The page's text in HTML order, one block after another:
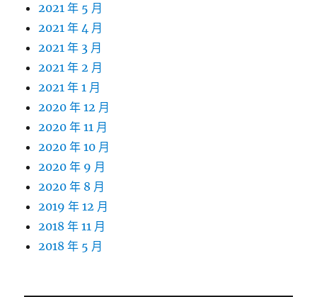
2021 年 5 月
2021 年 4 月
2021 年 3 月
2021 年 2 月
2021 年 1 月
2020 年 12 月
2020 年 11 月
2020 年 10 月
2020 年 9 月
2020 年 8 月
2019 年 12 月
2018 年 11 月
2018 年 5 月